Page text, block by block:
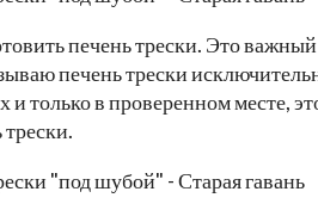
печень трески. Это важный
печень трески
и только в проверенном месте,